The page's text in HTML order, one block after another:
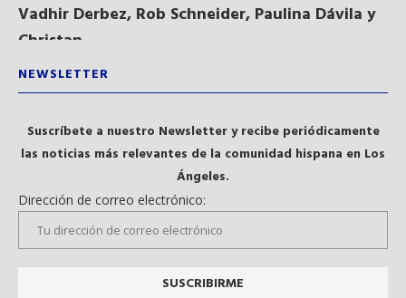
Vadhir Derbez, Rob Schneider, Paulina Dávila y
Christan...
NEWSLETTER
Suscríbete a nuestro Newsletter y recibe periódicamente
las noticias más relevantes de la comunidad hispana en Los
Ángeles.
Dirección de correo electrónico: